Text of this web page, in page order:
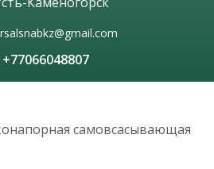
+77066048807
самовсасывающая